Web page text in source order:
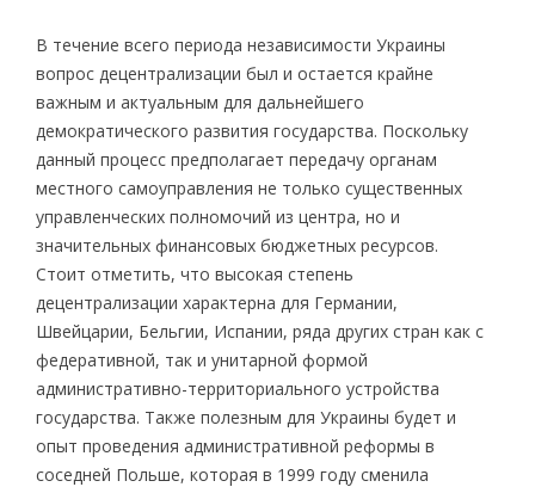
В течение всего периода независимости Украины
вопрос децентрализации был и остается крайне
важным и актуальным для дальнейшего
демократического развития государства. Поскольку
данный процесс предполагает передачу органам
местного самоуправления не только существенных
управленческих полномочий из центра, но и
значительных финансовых бюджетных ресурсов.
Стоит отметить, что высокая степень
децентрализации характерна для Германии,
Швейцарии, Бельгии, Испании, ряда других стран как с
федеративной, так и унитарной формой
административно-территориального устройства
государства. Также полезным для Украины будет и
опыт проведения административной реформы в
соседней Польше, которая в 1999 году сменила